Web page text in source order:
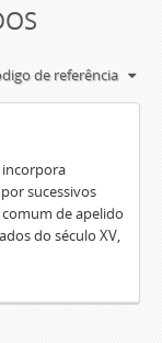
de referência
incorpora
sucessivos
de apelido
do século XV,